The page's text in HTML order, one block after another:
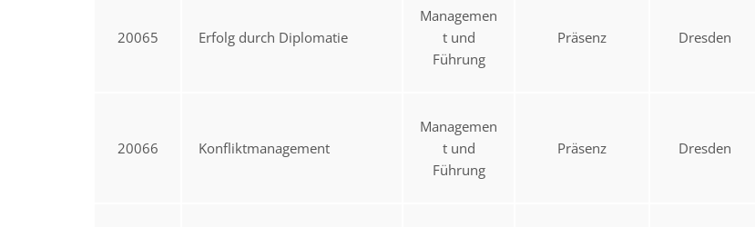
20065 Erfolg durch Diplomatie
Managemen
t und
Führung
Präsenz Dresden
20066 Konfliktmanagement
Managemen
t und
Führung
Präsenz Dresden